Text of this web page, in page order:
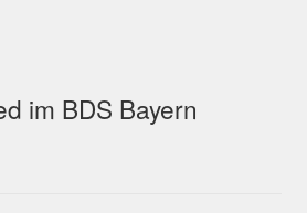
im BDS Bayern